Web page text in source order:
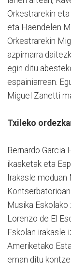
Orkestrarekin
eta Haendelen
Orkestrarekin
azpimarra
egin ditu
espainiarrean.
Miguel Zanetti
Txileko
Bernardo Garcia
ikasketak eta
Irakasle moduan
Musika
Lorenzo de El
Eskolan irakasle
Ameriketako
eman ditu